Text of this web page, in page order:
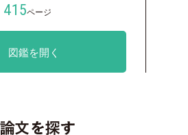
415ページ
図鑑を開く